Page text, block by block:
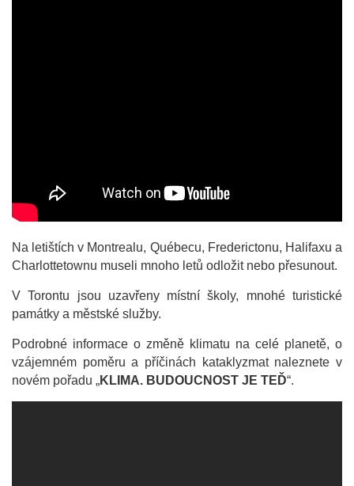
Na letištích v Montrealu, Québecu, Frederictonu, Halifaxu a
Charlottetownu museli mnoho letů odložit nebo přesunout.
V Torontu jsou uzavřeny místní školy, mnohé turistické
památky a městské služby.
Podrobné informace o změně klimatu na celé planetě, o
vzájemném poměru a příčinách kataklyzmat naleznete v
novém pořadu „KLIMA. BUDOUCNOST JE TEĎ“.